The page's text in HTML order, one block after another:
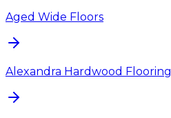
Aged Wide Floors
Alexandra Hardwood Flooring